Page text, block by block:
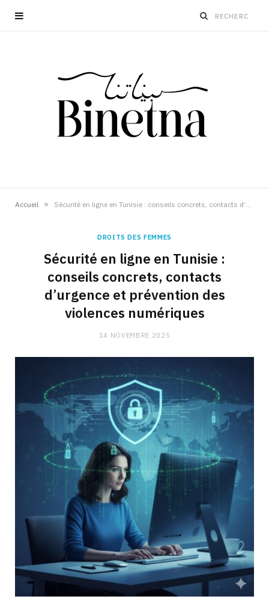
Accueil »
DROITS DES FEMMES
Sécurité en ligne en Tunisie :
conseils concrets, contacts
d’urgence et prévention des
violences numériques
14 NOVEMBRE 2025